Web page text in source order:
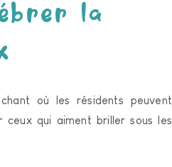
la
où les résidents peuvent
qui aiment briller sous les